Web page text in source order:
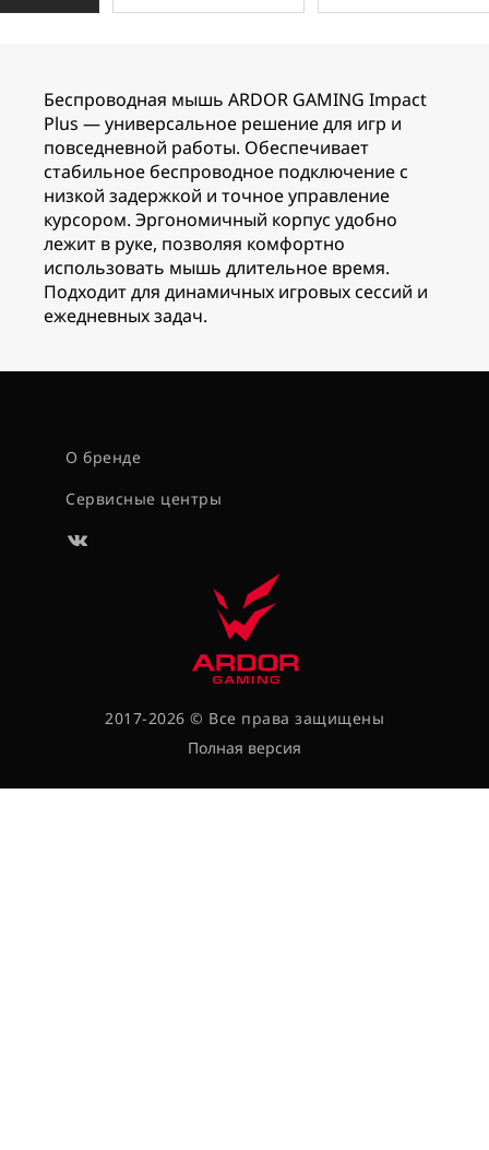
Беспроводная мышь ARDOR GAMING Impact
Plus — универсальное решение для игр и
повседневной работы. Обеспечивает
стабильное беспроводное подключение с
низкой задержкой и точное управление
курсором. Эргономичный корпус удобно
лежит в руке, позволяя комфортно
использовать мышь длительное время.
Подходит для динамичных игровых сессий и
ежедневных задач.
О бренде
Сервисные центры
2017-2026 © Все права защищены
Полная версия